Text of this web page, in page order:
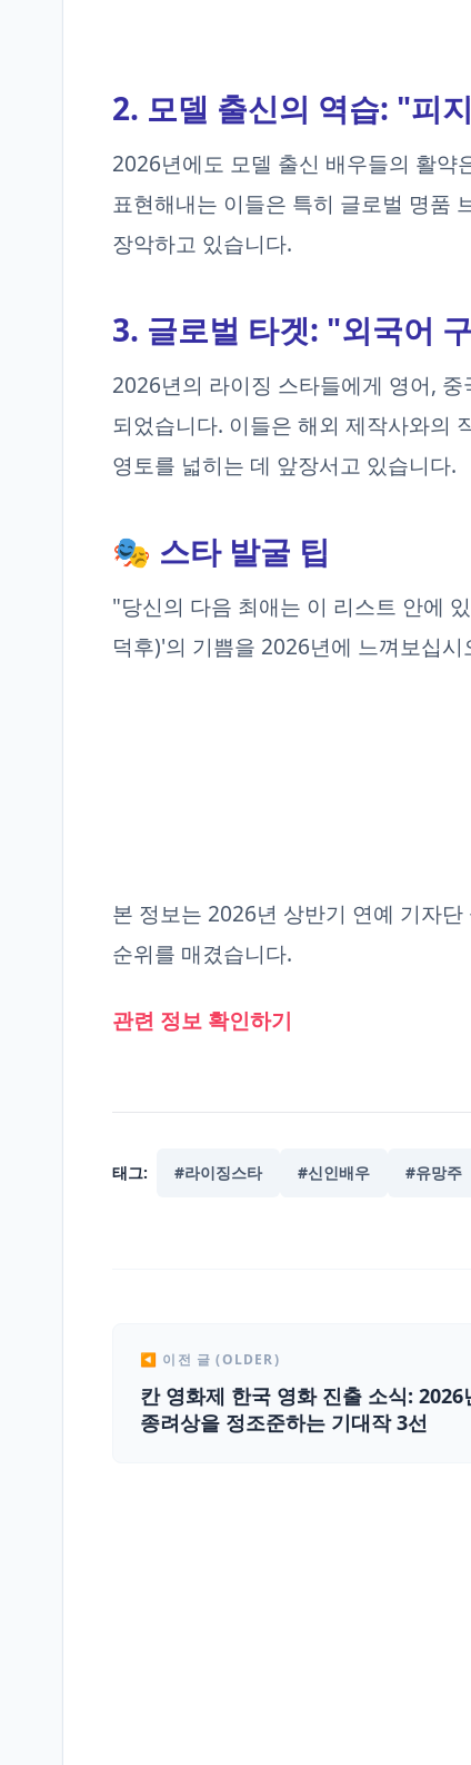
2. 모델 출신의 역습: "피
2026년에도 모델 출신 배우들의 활약
표현해내는 이들은 특히 글로벌 명품
장악하고 있습니다.
3. 글로벌 타겟: "외국어
2026년의 라이징 스타들에게 영어,
되었습니다. 이들은 해외 제작사와의
영토를 넓히는 데 앞장서고 있습니다.
🎭 스타 발굴 팁
"당신의 다음 최애는 이 리스트 안에
덕후)'의 기쁨을 2026년에 느껴보십시
본 정보는 2026년 상반기 연예 기자
순위를 매겼습니다.
관련 정보 확인하기
태그: #라이징스타 #신인배우 #유망주
◀ 이전 글 (OLDER)
칸 영화제 한국 영화 진출 소식: 2026
종려상을 정조준하는 기대작 3선